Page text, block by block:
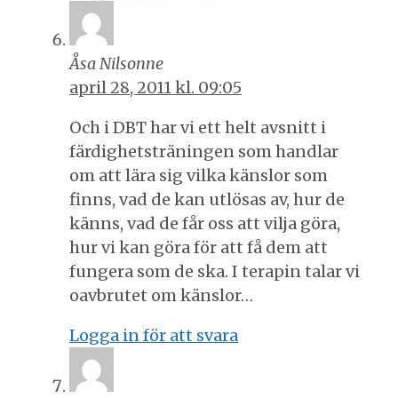
Åsa Nilsonne
april 28, 2011 kl. 09:05
Och i DBT har vi ett helt avsnitt i
färdighetsträningen som handlar
om att lära sig vilka känslor som
finns, vad de kan utlösas av, hur de
känns, vad de får oss att vilja göra,
hur vi kan göra för att få dem att
fungera som de ska. I terapin talar vi
oavbrutet om känslor…
Logga in för att svara